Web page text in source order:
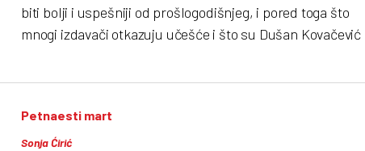
biti bolji i uspešniji od prošlogodišnjeg, i pored toga što
mnogi izdavači otkazuju učešće i što su Dušan Kovačević
Petnaesti mart
Sonja Ćirić